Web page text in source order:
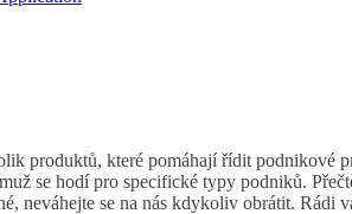
produktů, které pomáhají řídit podnikové
se hodí pro specifické typy podniků.
neváhejte se na nás kdykoliv obrátit. Rádi